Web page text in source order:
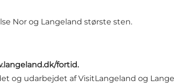
Nor og Langeland største sten.
fortid.
og udarbejdet af VisitLangeland og